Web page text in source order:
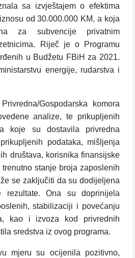
sa izvještajem o efektima
od 30.000.000 KM, a koja
za subvencije privatnim
Riječ je o Programu
u Budžetu FBiH za 2021.
energije, rudarstva i
Gospodarska komora
analize, te prikupljenih
koje su dostavila privredna
podataka, mišljenja
društava, korisnika finansijske
stanje broja zaposlenih
se zaključiti da su dodijeljena
rezultate. Ona su doprinijela
stabilizaciji i povećanju
kao i izvoza kod privrednih
sredstva iz ovog programa.
mjeru su ocijenila pozitivno,